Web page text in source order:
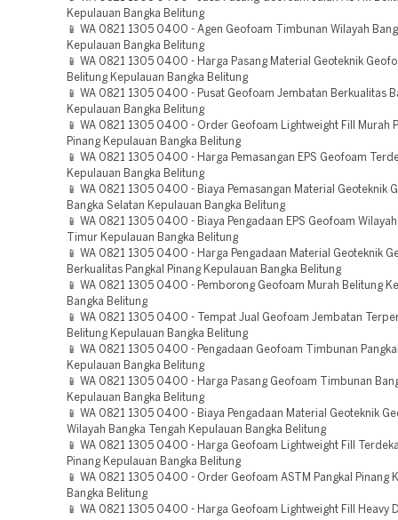
Kepulauan Bangka Belitung
📱 WA 0821 1305 0400 - Agen Geofoam Timbunan Wilayah
Kepulauan Bangka Belitung
📱 WA 0821 1305 0400 - Harga Pasang Material Geoteknik
Belitung Kepulauan Bangka Belitung
📱 WA 0821 1305 0400 - Pusat Geofoam Jembatan Berkualitas
Kepulauan Bangka Belitung
📱 WA 0821 1305 0400 - Order Geofoam Lightweight Fill Murah
Pinang Kepulauan Bangka Belitung
📱 WA 0821 1305 0400 - Harga Pemasangan EPS Geofoam
Kepulauan Bangka Belitung
📱 WA 0821 1305 0400 - Biaya Pemasangan Material Geoteknik
Bangka Selatan Kepulauan Bangka Belitung
📱 WA 0821 1305 0400 - Biaya Pengadaan EPS Geofoam
Timur Kepulauan Bangka Belitung
📱 WA 0821 1305 0400 - Harga Pengadaan Material Geoteknik
Berkualitas Pangkal Pinang Kepulauan Bangka Belitung
📱 WA 0821 1305 0400 - Pemborong Geofoam Murah Belitung
Bangka Belitung
📱 WA 0821 1305 0400 - Tempat Jual Geofoam Jembatan
Belitung Kepulauan Bangka Belitung
📱 WA 0821 1305 0400 - Pengadaan Geofoam Timbunan
Kepulauan Bangka Belitung
📱 WA 0821 1305 0400 - Harga Pasang Geofoam Timbunan
Kepulauan Bangka Belitung
📱 WA 0821 1305 0400 - Biaya Pengadaan Material Geoteknik
Wilayah Bangka Tengah Kepulauan Bangka Belitung
📱 WA 0821 1305 0400 - Harga Geofoam Lightweight Fill
Pinang Kepulauan Bangka Belitung
📱 WA 0821 1305 0400 - Order Geofoam ASTM Pangkal Pinang
Bangka Belitung
📱 WA 0821 1305 0400 - Harga Geofoam Lightweight Fill Heavy